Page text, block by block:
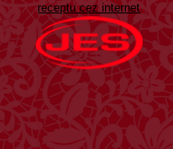
receptu cez internet